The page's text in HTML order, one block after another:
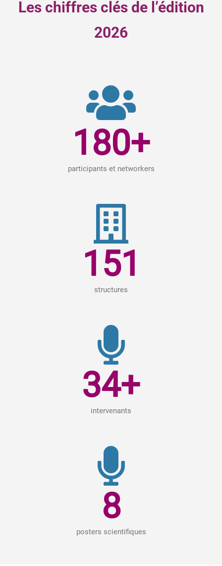
Les chiffres clés de l’édition
2026
180+
participants et networkers
151
structures
34+
intervenants
8
posters scientifiques